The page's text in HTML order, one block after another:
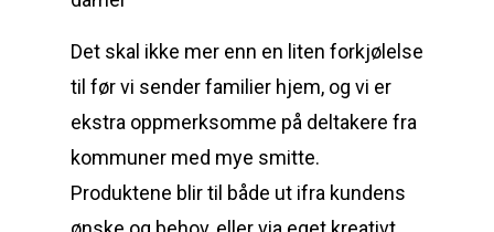
Det skal ikke mer enn en liten forkjølelse
til før vi sender familier hjem, og vi er
ekstra oppmerksomme på deltakere fra
kommuner med mye smitte.
Produktene blir til både ut ifra kundens